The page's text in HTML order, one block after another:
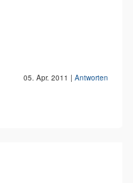
05. Apr. 2011 | Antworten